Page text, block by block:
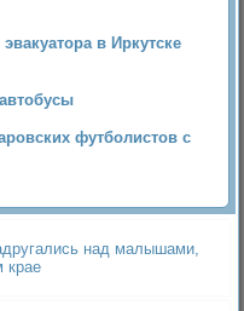
в Иркутске
футболистов с
над малышами,
крае